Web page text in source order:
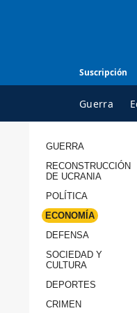
Suscripción
Guerra
GUERRA
RECONSTRUCCIÓN
DE UCRANIA
POLÍTICA
ECONOMÍA
DEFENSA
SOCIEDAD Y
CULTURA
DEPORTES
CRIMEN